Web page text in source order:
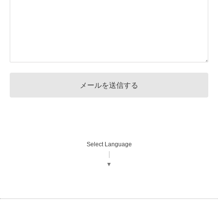
Select Language
▼